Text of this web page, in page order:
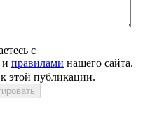
с
и правилами нашего сайта.
этой публикации.